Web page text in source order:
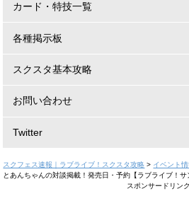
カード・特技一覧
各種掲示板
スクスタ基本攻略
お問い合わせ
Twitter
スクフェス速報｜ラブライブ！スクスタ攻略 > イベント情
とあんちゃんの対談掲載！発売日・予約【ラブライブ！サ
スポンサードリンク